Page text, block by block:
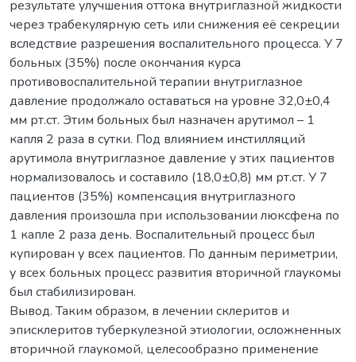
результате улучшения оттока внутриглазной жидкости
через трабекулярную сеть или снижения её секреции
вследствие разрешения воспалительного процесса. У 7
больныx (35%) после окончания курса
противовоспалительной терапии внутриглазное
давление продолжало оставаться на уровне 32,0±0,4
мм рт.ст. Этим больныx был назначен арутимол – 1
капля 2 раза в сутки. Под влиянием инстилляций
арутимола внутриглазное давление у этих пациентов
нормализовалось и составило (18,0±0,8) мм рт.ст. У 7
пациентов (35%) компенсация внутриглазного
давления произошла при использовании люксфена по
1 капле 2 раза день. Воспалительный процесс был
купирован у всех пациентов. По данным периметрии,
у всех больныx процесс развития вторичной глаукомы
был стабилизирован.
Вывод. Таким образом, в лечении склеритов и
эписклеритов туберкулезной этиологии, осложненных
вторичной глаукомой, целесообразно применение